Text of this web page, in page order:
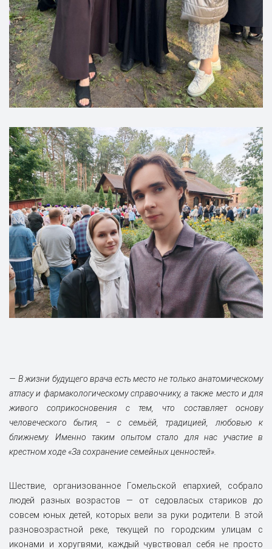
— В жизни будущего врача есть место не только анатомическому
атласу и фармакологическому справочнику, а также место и для
живого соприкосновения с тем, что составляет основу
человеческого бытия, ‒ с семьёй, традицией, любовью к
ближнему. Именно таким опытом стало для нас участие в
крестном ходе «За сохранение семейных ценностей».
Шествие, организованное Гомельской епархией, собрало
людей разных возрастов — от седовласых стариков до
совсем юных детей, которых вели за руки родители. В этой
разновозрастной реке, текущей по городским улицам с
иконами и хоругвями, каждый чувствовал себя не просто